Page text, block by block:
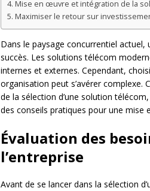
Mise en œuvre et intégration de la
Maximiser le retour sur
Dans le paysage concurrentiel
succès. Les solutions télécom
internes et externes. Cependant,
organisation peut s’avérer complexe.
de la sélection d’une solution
des conseils pratiques pour une mise
Évaluation des
l’entreprise
Avant de se lancer dans la sélection